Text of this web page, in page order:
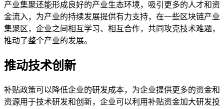
产业集聚还能形成良好的产业生态环境，吸引更多的人才和资
金流入，为产业的持续发展提供有力支持，在一些区块链产业
集聚区，企业之间相互学习、相互合作，共同攻克技术难题，
推动了整个产业的发展。
推动技术创新
补贴政策可以降低企业的研发成本，为企业提供更多的资金和
资源用于技术研发和创新，企业可以利用补贴资金加大研发投